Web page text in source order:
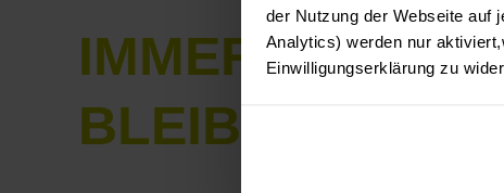
der Nutzung der Webseite auf
Analytics) werden nur
Einwilligungserklärung zu
IMMER AUF
BLEIBEN